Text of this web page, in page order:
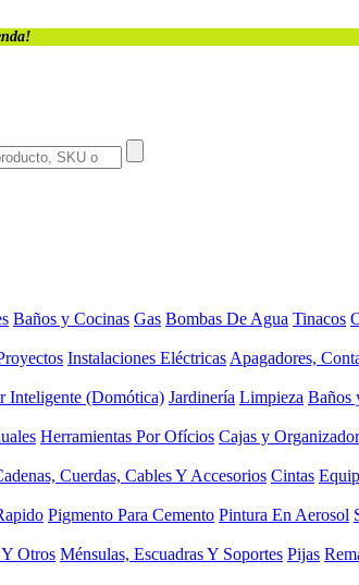
Baños y Cocinas Gas Bombas De Agua Tinacos
Instalaciones Eléctricas Apagadores,
Inteligente (Domótica) Jardinería Limpieza Baños
Herramientas Por Ofícios Cajas y
Cuerdas, Cables Y Accesorios Cintas
Pigmento Para Cemento Pintura En Aerosol
Otros Ménsulas, Escuadras Y Soportes Pijas